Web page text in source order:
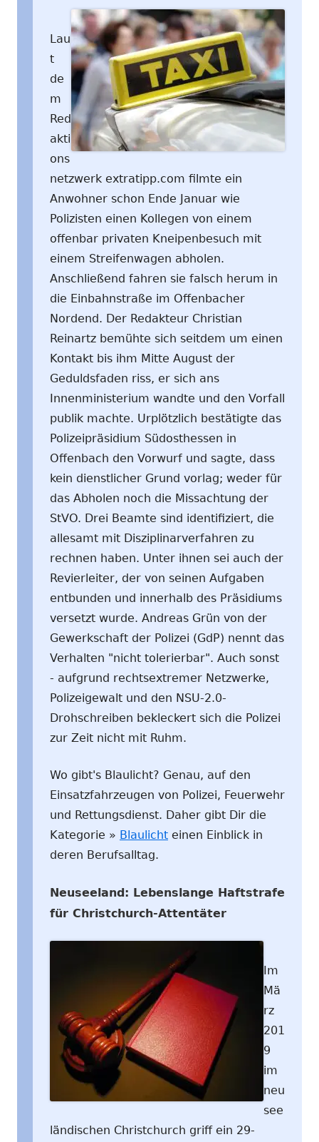
Lau
t
de
m
Red
akti
ons
netzwerk extratipp.com filmte ein
Anwohner schon Ende Januar wie
Polizisten einen Kollegen von einem
offenbar privaten Kneipenbesuch mit
einem Streifenwagen abholen.
Anschließend fahren sie falsch herum in
die Einbahnstraße im Offenbacher
Nordend. Der Redakteur Christian
Reinartz bemühte sich seitdem um einen
Kontakt bis ihm Mitte August der
Geduldsfaden riss, er sich ans
Innenministerium wandte und den Vorfall
publik machte. Urplötzlich bestätigte das
Polizeipräsidium Südosthessen in
Offenbach den Vorwurf und sagte, dass
kein dienstlicher Grund vorlag; weder für
das Abholen noch die Missachtung der
StVO. Drei Beamte sind identifiziert, die
allesamt mit Disziplinarverfahren zu
rechnen haben. Unter ihnen sei auch der
Revierleiter, der von seinen Aufgaben
entbunden und innerhalb des Präsidiums
versetzt wurde. Andreas Grün von der
Gewerkschaft der Polizei (GdP) nennt das
Verhalten "nicht tolerierbar". Auch sonst
- aufgrund rechtsextremer Netzwerke,
Polizeigewalt und den NSU-2.0-
Drohschreiben bekleckert sich die Polizei
zur Zeit nicht mit Ruhm.
Wo gibt's Blaulicht? Genau, auf den
Einsatzfahrzeugen von Polizei, Feuerwehr
und Rettungsdienst. Daher gibt Dir die
Kategorie » Blaulicht einen Einblick in
deren Berufsalltag.
Neuseeland: Lebenslange Haftstrafe
für Christchurch-Attentäter
Im
Mä
rz
201
9
im
neu
see
ländischen Christchurch griff ein 29-